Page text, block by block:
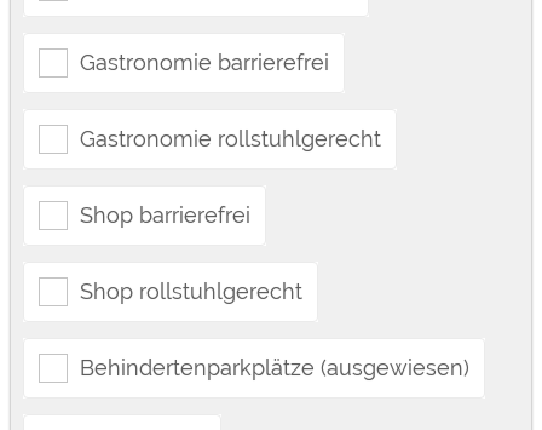
Gastronomie barrierefrei
Gastronomie rollstuhlgerecht
Shop barrierefrei
Shop rollstuhlgerecht
Behindertenparkplätze (ausgewiesen)